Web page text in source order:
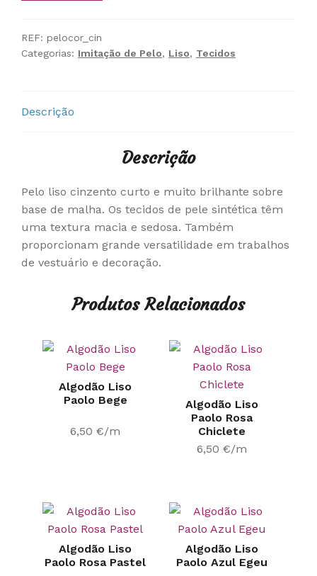
REF: pelocor_cin
Categorias: Imitação de Pelo, Liso, Tecidos
Descrição
Descrição
Pelo liso cinzento curto e muito brilhante sobre
base de malha. Os tecidos de pele sintética têm
uma textura macia e sedosa. Também
proporcionam grande versatilidade em trabalhos
de vestuário e decoração.
Produtos Relacionados
Algodão Liso
Paolo Bege
6,50 €/m
Algodão Liso
Paolo Rosa
Chiclete
6,50 €/m
Algodão Liso
Paolo Rosa Pastel
Algodão Liso
Paolo Azul Egeu